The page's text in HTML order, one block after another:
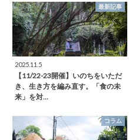
最新記事
2025.11.5
【11/22-23開催】いのちをいただ
き、生き方を編み直す。「食の未
来」を対…
コラム